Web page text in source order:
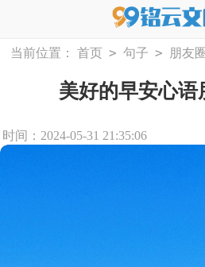
当前位置： 首页 > 句子 > 朋友圈
美好的早安心语
时间：2024-05-31 21:35:06